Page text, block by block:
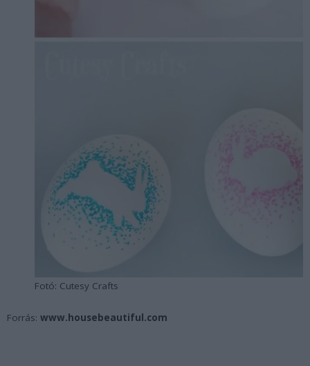
Fotó: Cutesy Crafts
Forrás: www.housebeautiful.com